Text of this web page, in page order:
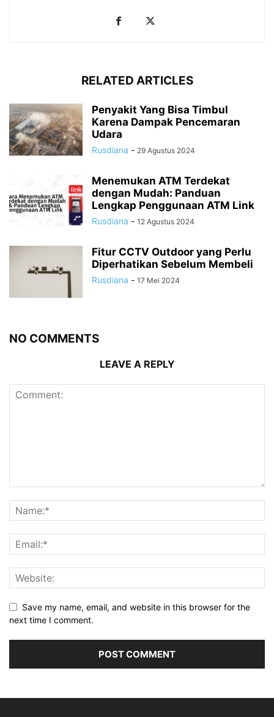
RELATED ARTICLES
Penyakit Yang Bisa Timbul
Karena Dampak Pencemaran
Udara
Rusdiana - 29 Agustus 2024
Menemukan ATM Terdekat
dengan Mudah: Panduan
Lengkap Penggunaan ATM Link
Rusdiana - 12 Agustus 2024
Fitur CCTV Outdoor yang Perlu
Diperhatikan Sebelum Membeli
Rusdiana - 17 Mei 2024
NO COMMENTS
LEAVE A REPLY
Save my name, email, and website in this browser for the
next time I comment.